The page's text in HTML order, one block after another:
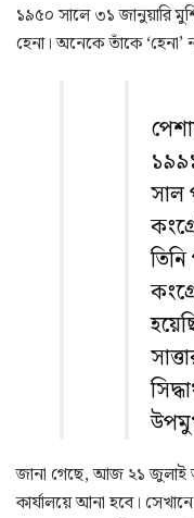
১৯৫০ সালে ৩১ জানুয়ারি
হেনা। অনেকে তাঁকে ‘হেনা’
সাল
জানা গেছে, আজ ২১ জুলাই
কার্যালয়ে আনা হবে।